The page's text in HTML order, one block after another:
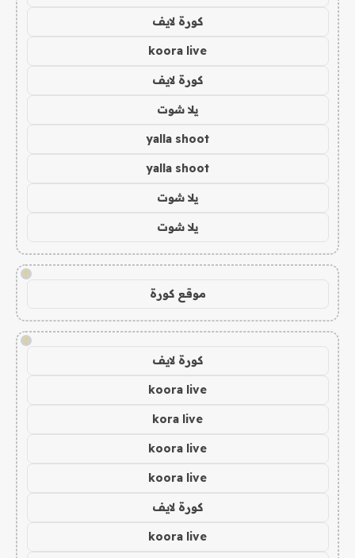
كورة لايف
koora live
كورة لايف
يلا شوت
yalla shoot
yalla shoot
يلا شوت
يلا شوت
!
موقع كورة
!
كورة لايف
koora live
kora live
koora live
koora live
كورة لايف
koora live